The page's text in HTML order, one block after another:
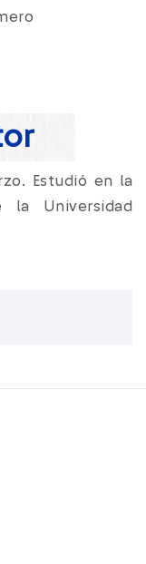
Estudió en la
la Universidad